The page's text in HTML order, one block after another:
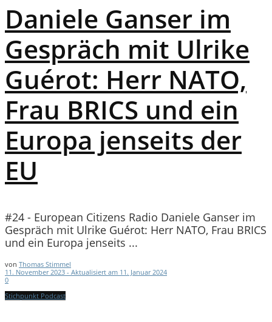
Daniele Ganser im
Gespräch mit Ulrike
Guérot: Herr NATO,
Frau BRICS und ein
Europa jenseits der
EU
#24 - European Citizens Radio Daniele Ganser im
Gespräch mit Ulrike Guérot: Herr NATO, Frau BRICS
und ein Europa jenseits ...
von Thomas Stimmel
11. November 2023 - Aktualisiert am 11. Januar 2024
0
Stichpunkt Podcast